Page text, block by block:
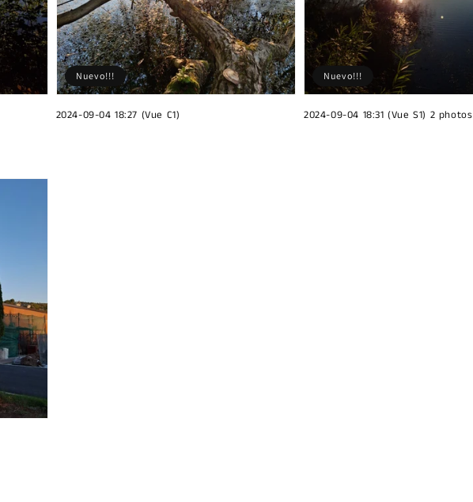
2024-09-04 18:27 (Vue C1)
Nuevo!!!
2024-09-04 18:31 (Vue S1) 2 photos
Nuevo!!!